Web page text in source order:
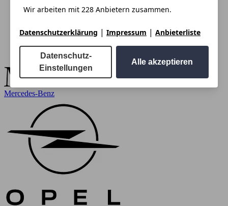
Mercedes-Benz
Wir arbeiten mit 228 Anbietern zusammen.
Datenschutzerklärung | Impressum | Anbieterliste
Datenschutz-
Einstellungen
Alle akzeptieren